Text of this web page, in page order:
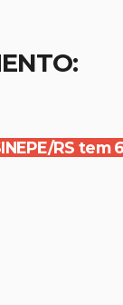
RS tem